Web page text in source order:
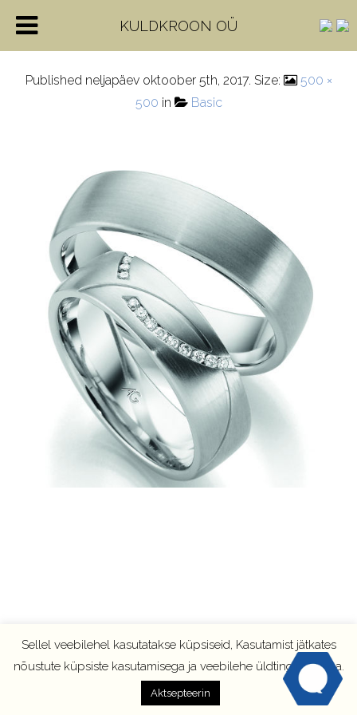
4-28626-6
Published neljapäev oktoober 5th, 2017. Size:
500 ×
500 in Basic
Sellel veebilehel kasutatakse küpsiseid, Kasutamist jätkates
nõustute küpsiste kasutamisega ja veebilehe üldtingimustega.
Aktsepteerin
KULDKROON OÜ